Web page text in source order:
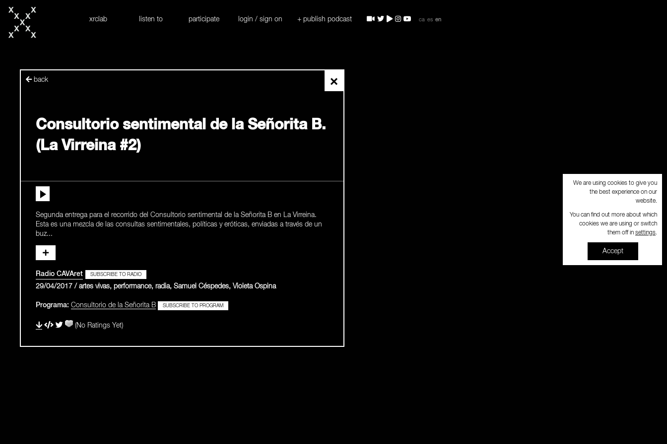
xrclab listen to participate login / sign on + publish podcast ca es en
×
back
Consultorio sentimental de la Señorita B.
(La Virreina #2)
Segunda entrega para el recorrido del Consultorio sentimental de la Señorita B en La Virreina.
Esta es una mezcla de las consultas sentimentales, políticas y eróticas, enviadas a través de un
buz...
Radio CAVAret SUBSCRIBE TO RADIO
29/04/2017 / artes vivas, performance, radia, Samuel Céspedes, Violeta Ospina
Programa: Consultorio de la Señorita B SUBSCRIBE TO PROGRAM
(No Ratings Yet)
We are using cookies to give you
the best experience on our
website.
You can find out more about which
cookies we are using or switch
them off in settings.
Accept